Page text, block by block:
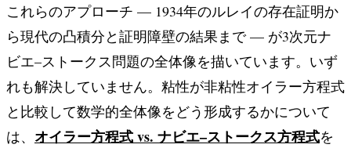
これらのアプローチ — 1934年のルレイの存在証明か
ら現代の凸積分と証明障壁の結果まで — が3次元ナ
ビエ–ストークス問題の全体像を描いています。いず
れも解決していません。粘性が非粘性オイラー方程式
と比較して数学的全体像をどう形成するかについて
は、 オイラー方程式 vs. ナビエ–ストークス方程式を